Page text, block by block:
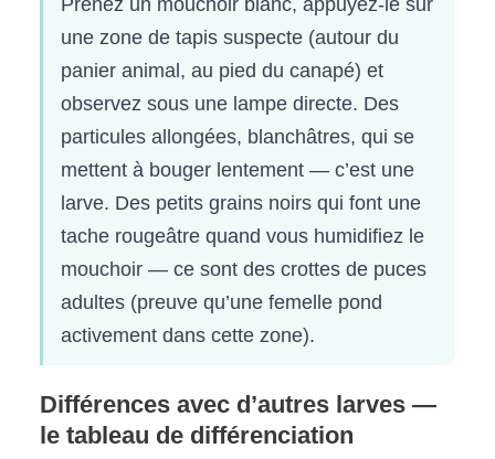
une zone de tapis suspecte (autour du
panier animal, au pied du canapé) et
observez sous une lampe directe. Des
particules allongées, blanchâtres, qui se
mettent à bouger lentement — c’est une
larve. Des petits grains noirs qui font une
tache rougeâtre quand vous humidifiez le
mouchoir — ce sont des crottes de puces
adultes (preuve qu’une femelle pond
activement dans cette zone).
Différences avec d’autres larves —
le tableau de différenciation